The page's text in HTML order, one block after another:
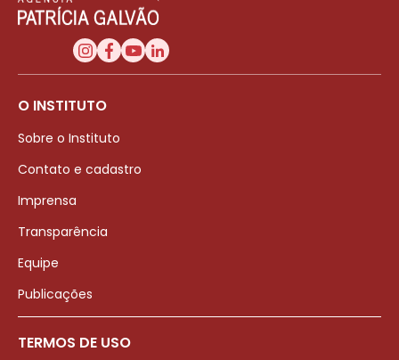
O INSTITUTO
Sobre o Instituto
Contato e cadastro
Imprensa
Transparência
Equipe
Publicações
TERMOS DE USO